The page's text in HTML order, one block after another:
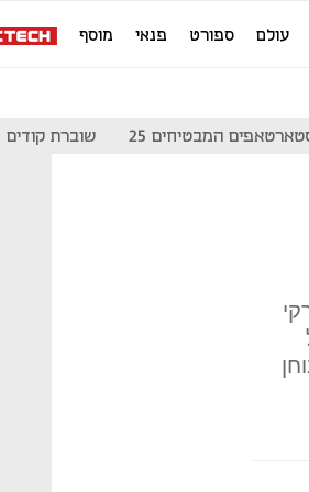
עולם ספורט פנאי מוסף
המבטיחים 25 שוברת קודים